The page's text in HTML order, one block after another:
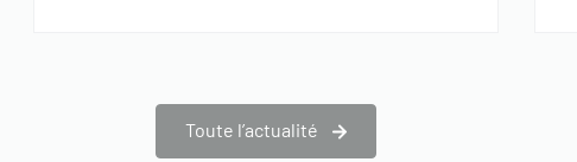
Toute l’actualité